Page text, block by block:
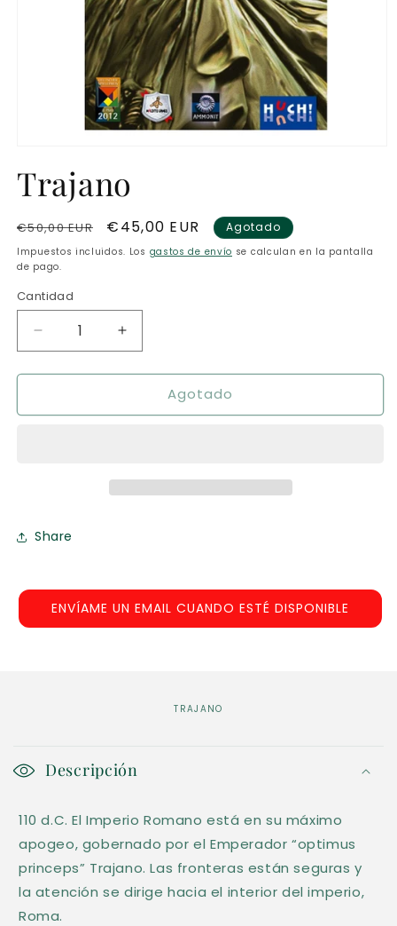
multimedia
ventana
Trajano
Precio
habitual
€50,00 EUR
Precio
de
€45,00 EUR Agotado
Impuestos incluidos. Los gastos de envío se calculan en la pantalla
de pago.
Cantidad
Reducir
cantidad
para
Aumentar
cantidad
para
TrajanoAgotado
Share
ENVÍAME UN EMAIL CUANDO ESTÉ DISPONIBLE
TRAJANO
o
t
e
n
i
Descripción
110 d.C. El Imperio Romano está en su máximo
apogeo, gobernado por el Emperador “optimus
princeps” Trajano. Las fronteras están seguras y
la atención se dirige hacia el interior del imperio,
Roma.